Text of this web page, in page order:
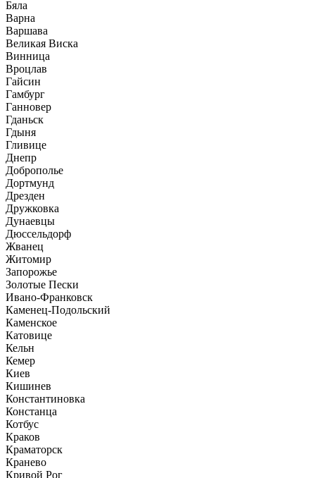
Бяла
Варна
Варшава
Великая Виска
Винница
Вроцлав
Гайсин
Гамбург
Ганновер
Гданьск
Гдыня
Гливице
Днепр
Доброполье
Дортмунд
Дрезден
Дружковка
Дунаевцы
Дюссельдорф
Жванец
Житомир
Запорожье
Золотые Пески
Ивано-Франковск
Каменец-Подольский
Каменское
Катовице
Кельн
Кемер
Киев
Кишинев
Константиновка
Констанца
Котбус
Краков
Краматорск
Кранево
Кривой Рог